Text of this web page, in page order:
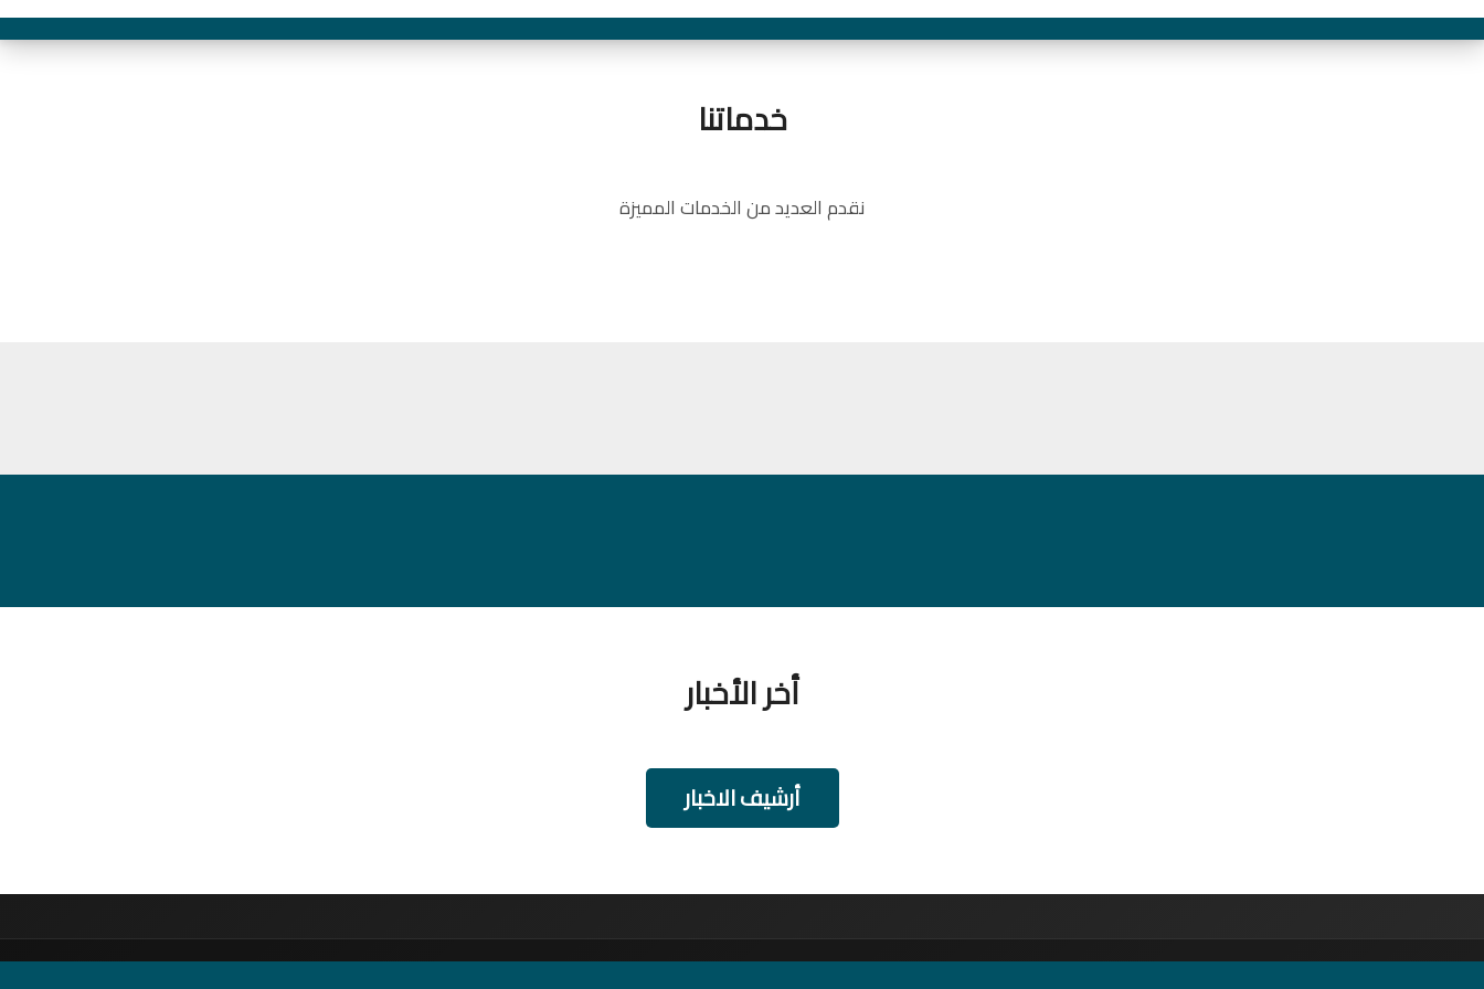
خدماتنا
نقدم العديد من الخدمات المميزة
أخر الأخبار
أرشيف الاخبار